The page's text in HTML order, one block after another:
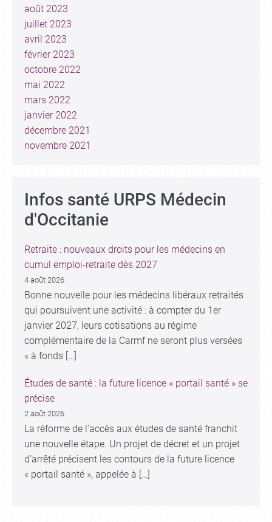
août 2023
juillet 2023
avril 2023
février 2023
octobre 2022
mai 2022
mars 2022
janvier 2022
décembre 2021
novembre 2021
Infos santé URPS Médecin
d'Occitanie
Retraite : nouveaux droits pour les médecins en
cumul emploi-retraite dès 2027
4 août 2026
Bonne nouvelle pour les médecins libéraux retraités
qui poursuivent une activité : à compter du 1er
janvier 2027, leurs cotisations au régime
complémentaire de la Carmf ne seront plus versées
« à fonds […]
Études de santé : la future licence « portail santé » se
précise
2 août 2026
La réforme de l’accès aux études de santé franchit
une nouvelle étape. Un projet de décret et un projet
d’arrêté précisent les contours de la future licence
« portail santé », appelée à […]